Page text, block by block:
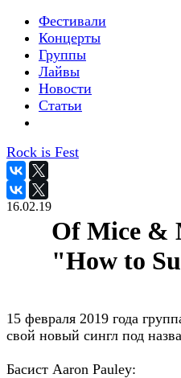
Фестивали
Концерты
Группы
Лайвы
Новости
Статьи
Rock is Fest
16.02.19
Of Mice &
"How to
15 февраля 2019 года
свой новый сингл под
Басист Aaron Pauley: